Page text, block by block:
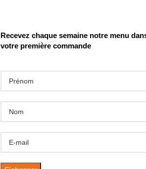
Recevez chaque semaine notre menu
votre première commande